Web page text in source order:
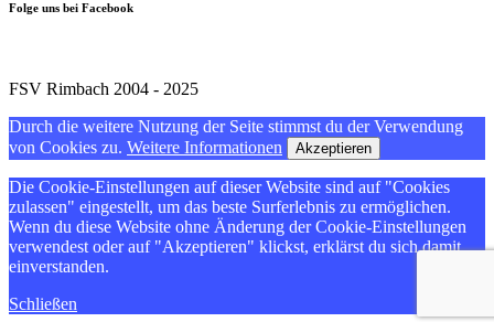
Folge uns bei Facebook
FSV Rimbach 2004 - 2025
Durch die weitere Nutzung der Seite stimmst du der Verwendung
von Cookies zu. Weitere Informationen Akzeptieren
Die Cookie-Einstellungen auf dieser Website sind auf "Cookies
zulassen" eingestellt, um das beste Surferlebnis zu ermöglichen.
Wenn du diese Website ohne Änderung der Cookie-Einstellungen
verwendest oder auf "Akzeptieren" klickst, erklärst du sich damit
einverstanden.
Schließen